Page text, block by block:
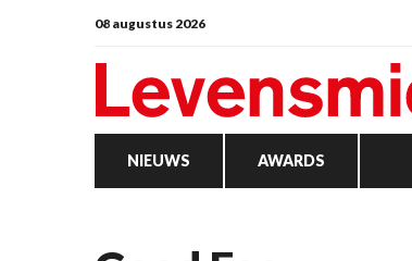
08 augustus 2026
NIEUWS AWARDS